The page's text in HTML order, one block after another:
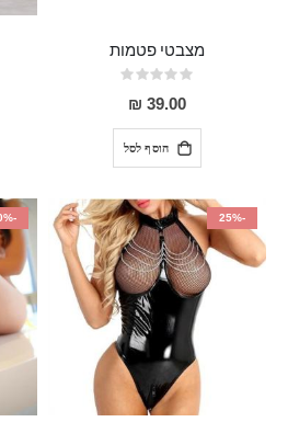
מצבטי פטמות
Rating:
0%
39.00 ₪
הוסף לסל
-25%
-80%